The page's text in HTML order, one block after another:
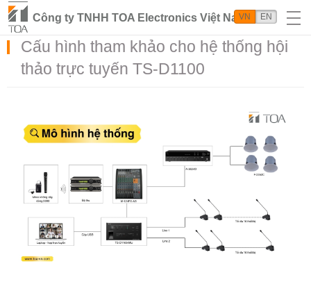
Công ty TNHH TOA Electronics Việt Nam
VN EN
Cấu hình tham khảo cho hệ thống hội
thảo trực tuyến TS-D1100